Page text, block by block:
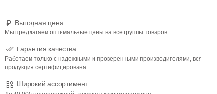
Выгодная цена
Мы предлагаем оптимальные цены на все группы товаров
Гарантия качества
Работаем только с надежными и проверенными производителями, вся
продукция сертифицирована
Широкий ассортимент